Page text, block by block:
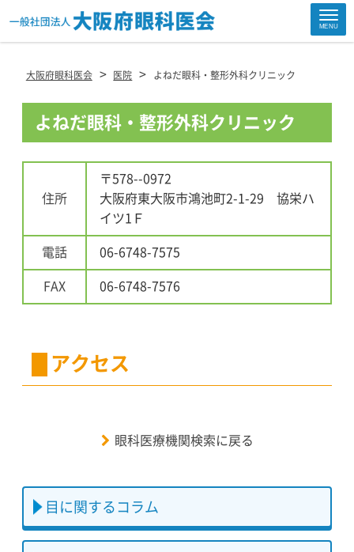
MENU
大阪府眼科医会 > 医院 > よねだ眼科・整形外科クリニック
よねだ眼科・整形外科クリニック
住所
〒578--0972
大阪府東大阪市鴻池町2-1-29 協栄ハ
イツ1Ｆ
電話 06-6748-7575
FAX 06-6748-7576
アクセス
眼科医療機関検索に戻る
目に関するコラム
Site
Footer